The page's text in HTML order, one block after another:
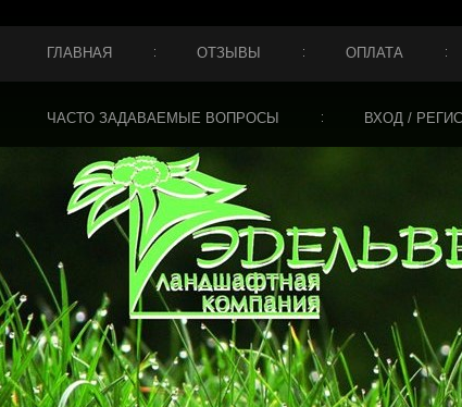
ГЛАВНАЯ ОТЗЫВЫ ОПЛАТА
ЧАСТО ЗАДАВАЕМЫЕ ВОПРОСЫ ВХОД /